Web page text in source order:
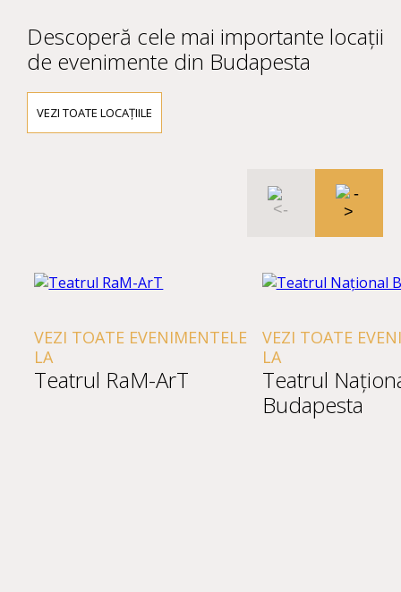
Descoperă cele mai importante locații
de evenimente din Budapesta
VEZI TOATE LOCAȚIILE
VEZI TOATE EVENIMENTELE
LA
Teatrul RaM-ArT
VEZI TOATE
LA
Teatrul
Budapesta